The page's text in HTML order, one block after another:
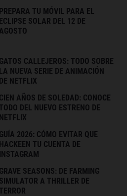
PREPARA TU MÓVIL PARA EL
ECLIPSE SOLAR DEL 12 DE
AGOSTO
GATOS CALLEJEROS: TODO SOBRE
LA NUEVA SERIE DE ANIMACIÓN
DE NETFLIX
CIEN AÑOS DE SOLEDAD: CONOCE
TODO DEL NUEVO ESTRENO DE
NETFLIX
GUÍA 2026: CÓMO EVITAR QUE
HACKEEN TU CUENTA DE
INSTAGRAM
GRAVE SEASONS: DE FARMING
SIMULATOR A THRILLER DE
TERROR